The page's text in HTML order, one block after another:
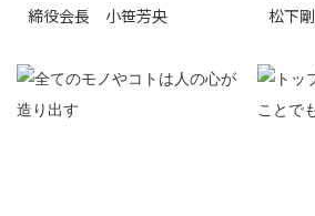
締役会長 小笹芳央
松下剛